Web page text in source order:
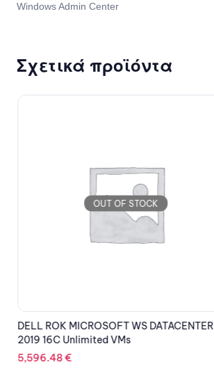
Windows Admin Center
Σχετικά προϊόντα
OUT OF STOCK
DELL ROK MICROSOFT WS DATACENTER
2019 16C Unlimited VMs
5,596.48€